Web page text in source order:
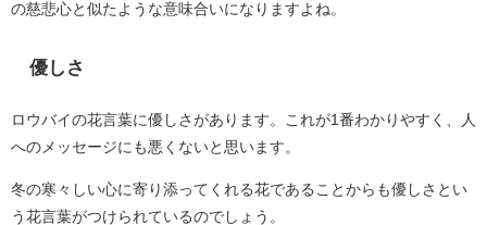
の慈悲心と似たような意味合いになりますよね。
優しさ
ロウバイの花言葉に優しさがあります。これが1番わかりやすく、人
へのメッセージにも悪くないと思います。
冬の寒々しい心に寄り添ってくれる花であることからも優しさとい
う花言葉がつけられているのでしょう。